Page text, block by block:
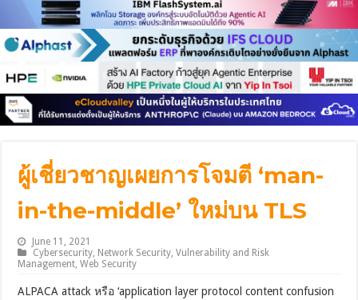
ผู้เชี่ยวชาญเผยการโจมตี ‘man-
in-the-middle’ ใหม่บน TLS
June 11, 2021
Cybersecurity, Network Security,Vulnerability and Risk
Management,Web Security
ALPACA attack หรือ ‘application layer protocol content confusion